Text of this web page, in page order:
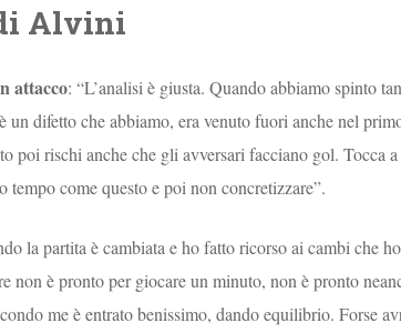
Alvini
attacco: “L’analisi è giusta. Quando abbiamo spinto
un difetto che abbiamo, era venuto fuori anche nel
poi rischi anche che gli avversari facciano gol. Tocca
tempo come questo e poi non concretizzare”.
la partita è cambiata e ho fatto ricorso ai cambi che
non è pronto per giocare un minuto, non è pronto
me è entrato benissimo, dando equilibrio. Forse